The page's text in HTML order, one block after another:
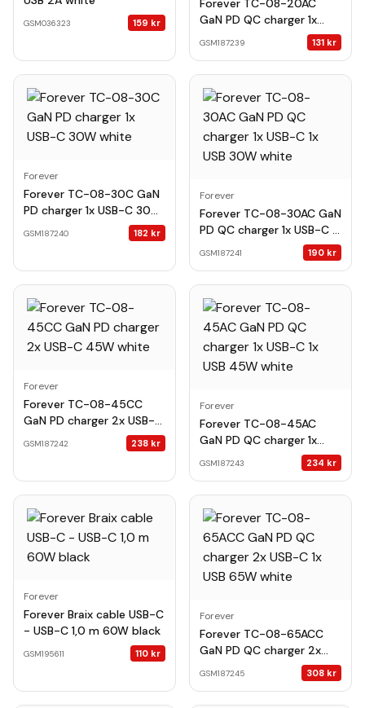
GSM036323 159 kr
Forever TC-08-20AC
GaN PD QC charger 1x
USB-C 1x USB 20W white
GSM187239 131 kr
Forever
Forever TC-08-30C GaN
PD charger 1x USB-C 30W
GSM187240 182 kr
Forever
Forever TC-08-30AC GaN
PD QC charger 1x USB-C 1x
GSM187241 190 kr
Forever
Forever TC-08-45CC
GaN PD charger 2x USB-C
GSM187242 238 kr
Forever
Forever TC-08-45AC
GaN PD QC charger 1x
USB-C 1x USB 45W white
GSM187243 234 kr
Forever
Forever Braix cable USB-C
- USB-C 1,0 m 60W black
GSM195611 110 kr
Forever
Forever TC-08-65ACC
GaN PD QC charger 2x
USB-C 1x USB 65W white
GSM187245 308 kr